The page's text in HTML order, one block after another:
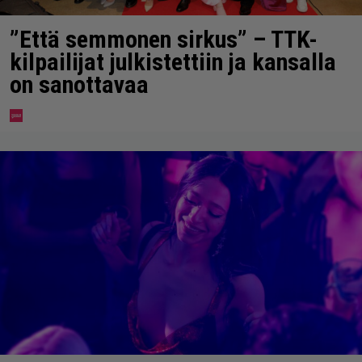
”Että semmonen sirkus” – TTK-
kilpailijat julkistettiin ja kansalla
on sanottavaa